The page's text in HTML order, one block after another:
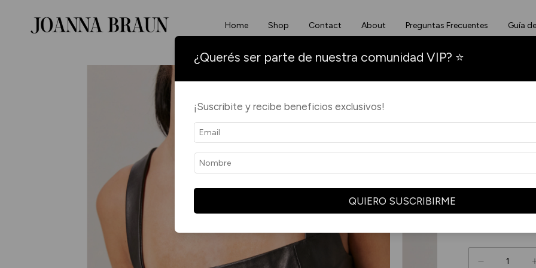
Home Shop Contact About Preguntas Frecuentes Guía
¿Querés ser parte de nuestra comunidad VIP? ⭐
¡Suscribite y recibe beneficios exclusivos!
QUIERO SUSCRIBIRME